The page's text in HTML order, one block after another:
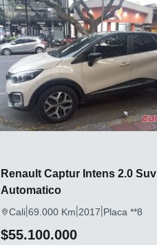
Renault Captur Intens 2.0 Suv
Automatico
Cali|69.000 Km|2017|Placa **8
$55.100.000